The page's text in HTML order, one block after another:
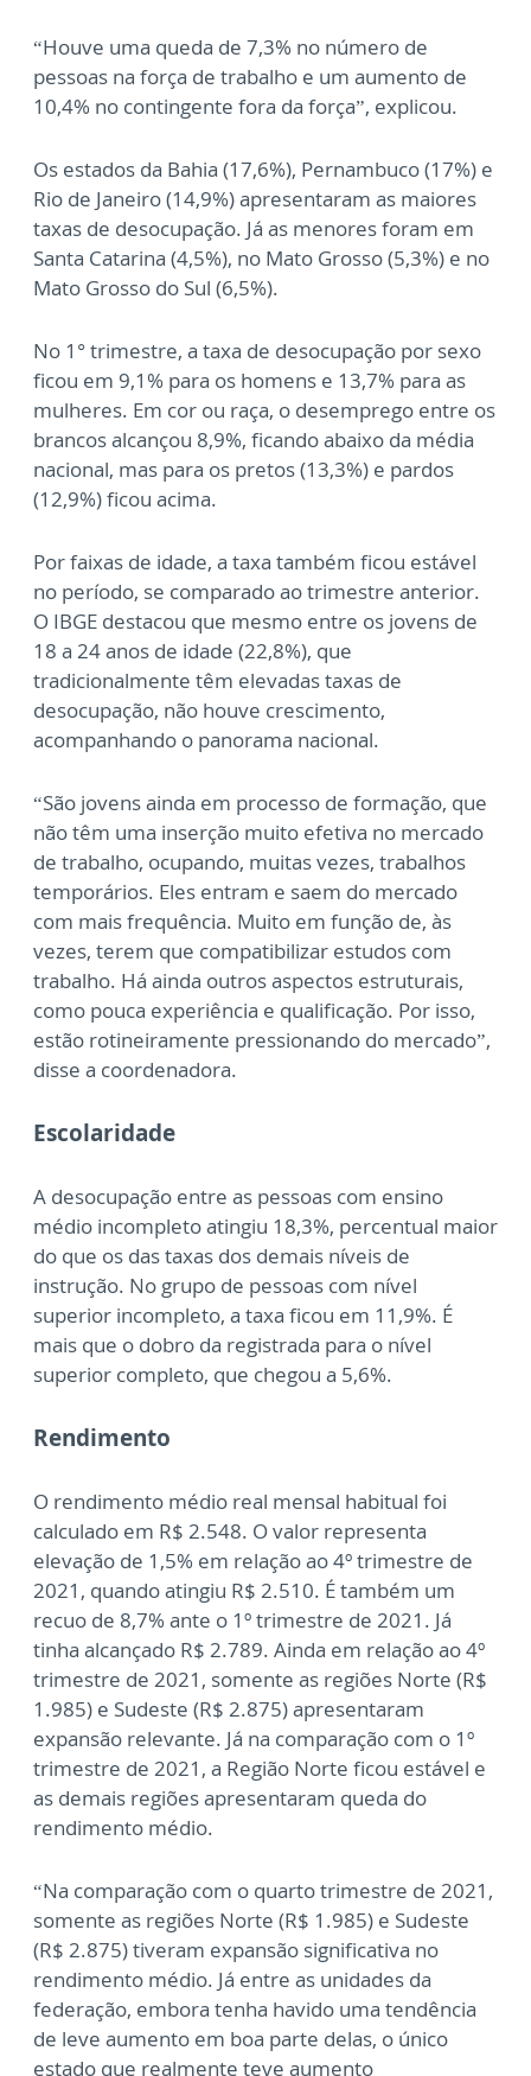
“Houve uma queda de 7,3% no número de
pessoas na força de trabalho e um aumento de
10,4% no contingente fora da força”, explicou.
Os estados da Bahia (17,6%), Pernambuco (17%) e
Rio de Janeiro (14,9%) apresentaram as maiores
taxas de desocupação. Já as menores foram em
Santa Catarina (4,5%), no Mato Grosso (5,3%) e no
Mato Grosso do Sul (6,5%).
No 1° trimestre, a taxa de desocupação por sexo
ficou em 9,1% para os homens e 13,7% para as
mulheres. Em cor ou raça, o desemprego entre os
brancos alcançou 8,9%, ficando abaixo da média
nacional, mas para os pretos (13,3%) e pardos
(12,9%) ficou acima.
Por faixas de idade, a taxa também ficou estável
no período, se comparado ao trimestre anterior.
O IBGE destacou que mesmo entre os jovens de
18 a 24 anos de idade (22,8%), que
tradicionalmente têm elevadas taxas de
desocupação, não houve crescimento,
acompanhando o panorama nacional.
“São jovens ainda em processo de formação, que
não têm uma inserção muito efetiva no mercado
de trabalho, ocupando, muitas vezes, trabalhos
temporários. Eles entram e saem do mercado
com mais frequência. Muito em função de, às
vezes, terem que compatibilizar estudos com
trabalho. Há ainda outros aspectos estruturais,
como pouca experiência e qualificação. Por isso,
estão rotineiramente pressionando do mercado”,
disse a coordenadora.
Escolaridade
A desocupação entre as pessoas com ensino
médio incompleto atingiu 18,3%, percentual maior
do que os das taxas dos demais níveis de
instrução. No grupo de pessoas com nível
superior incompleto, a taxa ficou em 11,9%. É
mais que o dobro da registrada para o nível
superior completo, que chegou a 5,6%.
Rendimento
O rendimento médio real mensal habitual foi
calculado em R$ 2.548. O valor representa
elevação de 1,5% em relação ao 4º trimestre de
2021, quando atingiu R$ 2.510. É também um
recuo de 8,7% ante o 1º trimestre de 2021. Já
tinha alcançado R$ 2.789. Ainda em relação ao 4º
trimestre de 2021, somente as regiões Norte (R$
1.985) e Sudeste (R$ 2.875) apresentaram
expansão relevante. Já na comparação com o 1º
trimestre de 2021, a Região Norte ficou estável e
as demais regiões apresentaram queda do
rendimento médio.
“Na comparação com o quarto trimestre de 2021,
somente as regiões Norte (R$ 1.985) e Sudeste
(R$ 2.875) tiveram expansão significativa no
rendimento médio. Já entre as unidades da
federação, embora tenha havido uma tendência
de leve aumento em boa parte delas, o único
estado que realmente teve aumento